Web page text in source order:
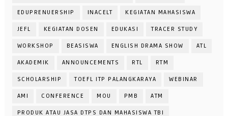
EDUPRENUERSHIP INACELT KEGIATAN MAHASISWA
JEFL KEGIATAN DOSEN EDUKASI TRACER STUDY
WORKSHOP BEASISWA ENGLISH DRAMA SHOW ATL
AKADEMIK ANNOUNCEMENTS RTL RTM
SCHOLARSHIP TOEFL ITP PALANGKARAYA WEBINAR
AMI CONFERENCE MOU PMB ATM
PRODUK ATAU JASA DTPS DAN MAHASISWA TBI